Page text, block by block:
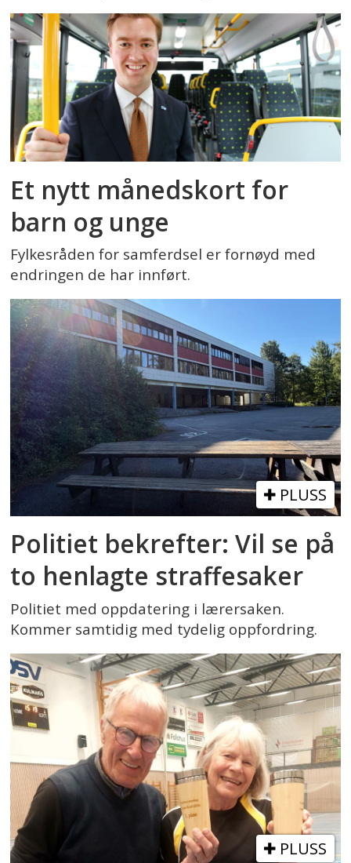
Et nytt månedskort for
barn og unge
Fylkesråden for samferdsel er fornøyd med
endringen de har innført.
PLUSS
Politiet bekrefter: Vil se på
to henlagte straffesaker
Politiet med oppdatering i lærersaken.
Kommer samtidig med tydelig oppfordring.
PLUSS